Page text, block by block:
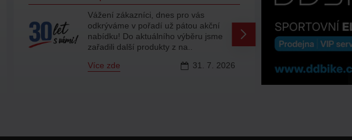
16. 7. 2026
Vážení zákazníci, slavit rozhodně
nepřestáváme a přinášíme vám
další porci produktů se slevou 30 %. Ať
už chcete jen doplnit záso..
Více zde